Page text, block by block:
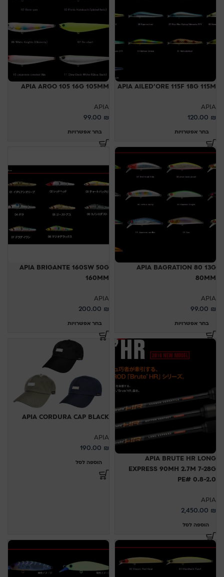
APIA AILED'ORE 115F 18G 115M
APIA
120.00 ₪
בחר אפשרויות
APIA ARGO 105 16G 105MM
APIA
99.00 ₪
בחר אפשרויות
APIA BAGRATION 80 13G
80MM
APIA
99.00 ₪
בחר אפשרויות
APIA BRIGANTE 160SW 50G
160MM
APIA
200.00 ₪
בחר אפשרויות
APIA BRUTE HR LONG
EXPRESS 90MH 2.7M 7-28G
PE# 0.8-2.0
APIA
2,450.00 ₪
הוספה לסל
APIA CORDURA CAP BLACK
APIA
190.00 ₪
הוספה לסל